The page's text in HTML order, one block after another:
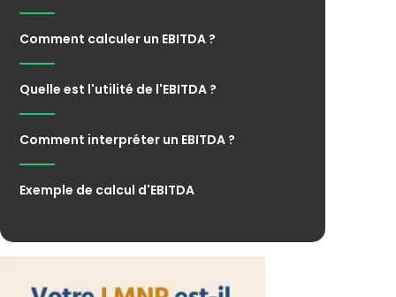
Comment calculer un EBITDA ?
Quelle est l'utilité de l'EBITDA ?
Comment interpréter un EBITDA ?
Exemple de calcul d'EBITDA